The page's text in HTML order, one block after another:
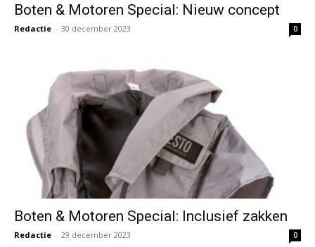
Boten & Motoren Special: Nieuw concept
Redactie - 30 december 2023 0
Boten & Motoren Special: Inclusief zakken
Redactie - 29 december 2023 0